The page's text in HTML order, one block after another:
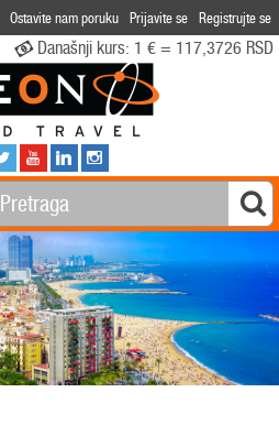
Ostavite nam poruku Prijavite se Registrujte se
Današnji kurs: 1 € = 117,3726 RSD